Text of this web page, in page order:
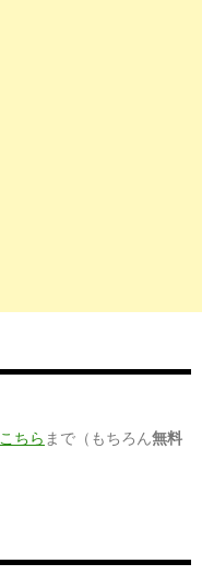
こちら まで（もちろん無料